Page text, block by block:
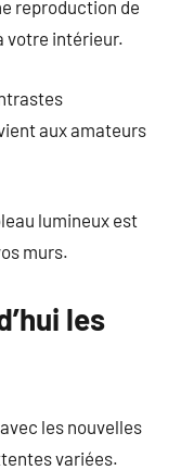
reproduction de
votre intérieur.
aux amateurs
lumineux est
murs.
les
les nouvelles
variées.